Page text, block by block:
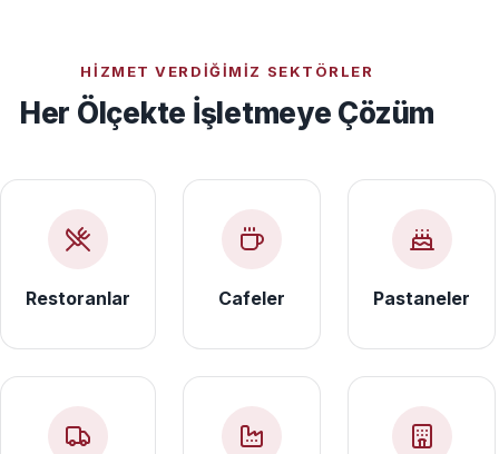
HIZMET VERDIĞIMIZ SEKTÖRLER
Her Ölçekte İşletmeye Çözüm
Restoranlar Cafeler Pastaneler